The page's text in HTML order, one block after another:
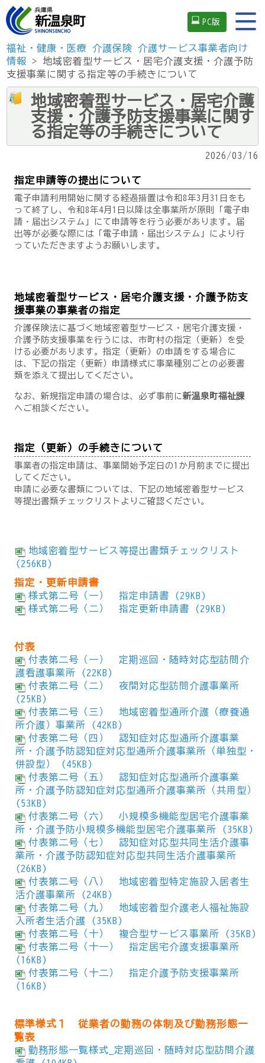
PC版
福祉・健康・医療 介護保険
介護サービス事業者向け
情報 > 地域密着型サービス・居宅介護支援・介護予防
支援事業に関する指定等の手続きについて
地域密着型サービス・居宅介護
支援・介護予防支援事業に関す
る指定等の手続きについて
2026/03/16
指定申請等の提出について
電子申請利用開始に関する経過措置は令和8年3月31日をも
って終了し、令和8年4月1日以降は全事業所が原則「電子申
請・届出システム」にて申請等を行う必要があります。届
出等が必要な際には「電子申請・届出システム」により行
っていただきますようお願いします。
地域密着型サービス・居宅介護支援・介護予防支
援事業の事業者の指定
介護保険法に基づく地域密着型サービス・居宅介護支援・
介護予防支援事業を行うには、市町村の指定（更新）を受
ける必要があります。指定（更新）の申請をする場合に
は、下記の指定（更新）申請様式に事業種別ごとの必要書
類を添えて提出してください。
なお、新規指定申請の場合は、必ず事前に新温泉町福祉課
へご相談ください。
指定（更新）の手続きについて
事業者の指定申請は、事業開始予定日の1か月前までに提出
してください。
申請に必要な書類については、下記の地域密着型サービス
等提出書類チェックリストよりご確認ください。
地域密着型サービス等提出書類チェックリスト
(256KB)
指定・更新申請書
様式第二号（一） 指定申請書 (29KB)
様式第二号（二） 指定更新申請書 (29KB)
付表
付表第二号（一） 定期巡回・随時対応型訪問介
護看護事業所 (22KB)
付表第二号（二） 夜間対応型訪問介護事業所
(25KB)
付表第二号（三） 地域密着型通所介護（療養通
所介護）事業所 (42KB)
付表第二号（四） 認知症対応型通所介護事業
所・介護予防認知症対応型通所介護事業所（単独型・
併設型） (45KB)
付表第二号（五） 認知症対応型通所介護事業
所・介護予防認知症対応型通所介護事業所（共用型）
(53KB)
付表第二号（六） 小規模多機能型居宅介護事業
所・介護予防小規模多機能型居宅介護事業所 (35KB)
付表第二号（七） 認知症対応型共同生活介護事
業所・介護予防認知症対応型共同生活介護事業所
(26KB)
付表第二号（八） 地域密着型特定施設入居者生
活介護事業所 (24KB)
付表第二号（九） 地域密着型介護老人福祉施設
入所者生活介護 (35KB)
付表第二号（十） 複合型サービス事業所 (35KB)
付表第二号（十一） 指定居宅介護支援事業所
(16KB)
付表第二号（十二） 指定介護予防支援事業所
(16KB)
標準様式１ 従業者の勤務の体制及び勤務形態一
覧表
勤務形態一覧様式_定期巡回・随時対応型訪問介護